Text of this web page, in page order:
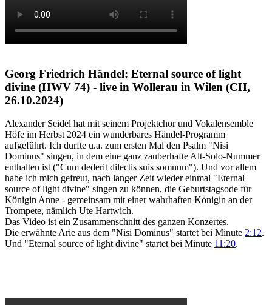
Georg Friedrich Händel: Eternal source of light
divine (HWV 74) - live in Wollerau in Wilen (CH,
26.10.2024)
Alexander Seidel hat mit seinem Projektchor und Vokalensemble
Höfe im Herbst 2024 ein wunderbares Händel-Programm
aufgeführt. Ich durfte u.a. zum ersten Mal den Psalm "Nisi
Dominus" singen, in dem eine ganz zauberhafte Alt-Solo-Nummer
enthalten ist ("Cum dederit dilectis suis somnum"). Und vor allem
habe ich mich gefreut, nach langer Zeit wieder einmal "Eternal
source of light divine" singen zu können, die Geburtstagsode für
Königin Anne - gemeinsam mit einer wahrhaften Königin an der
Trompete, nämlich Ute Hartwich.
Das Video ist ein Zusammenschnitt des ganzen Konzertes.
Die erwähnte Arie aus dem "Nisi Dominus" startet bei Minute 2:12.
Und "Eternal source of light divine" startet bei Minute 11:20.